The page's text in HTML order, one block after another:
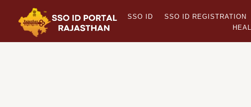
content
SSO ID SSO ID REGISTRATION